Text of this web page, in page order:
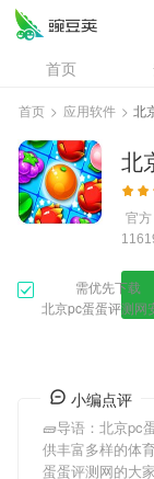
首页
资讯
问答
首页 > 应用软件 > 北
北
官方
需优先下载
北京pc蛋蛋评测网
小编点评
🧱导语： 北京pc
供丰富多样的体
蛋蛋评测网的大